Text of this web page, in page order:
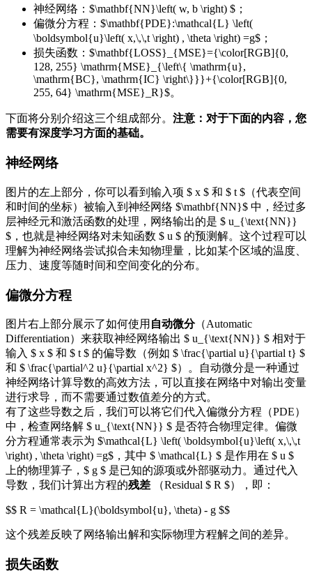
神经网络：$\mathbf{NN}\left( w, b \right) $；
偏微分方程：$\mathbf{PDE}:\mathcal{L} \left(
\boldsymbol{u}\left( x,\,\,t \right) , \theta \right) =g$；
损失函数：$\mathbf{LOSS}_{MSE}={\color[RGB]{0,
128, 255} \mathrm{MSE}_{\left\{ \mathrm{u},
\mathrm{BC}, \mathrm{IC} \right\}}}+{\color[RGB]{0,
255, 64} \mathrm{MSE}_R}$。
下面将分别介绍这三个组成部分。 注意：对于下面的内容，您
需要有深度学习方面的基础。
神经网络
图片的左上部分，你可以看到输入项 $ x $ 和 $ t $（代表空间
和时间的坐标）被输入到神经网络 $\mathbf{NN}$ 中，经过多
层神经元和激活函数的处理，网络输出的是 $ u_{\text{NN}}
$，也就是神经网络对未知函数 $ u $ 的预测解。这个过程可以
理解为神经网络尝试拟合未知物理量，比如某个区域的温度、
压力、速度等随时间和空间变化的分布。
偏微分方程
图片右上部分展示了如何使用 自动微分（Automatic
Differentiation）来获取神经网络输出 $ u_{\text{NN}} $ 相对于
输入 $ x $ 和 $ t $ 的偏导数（例如 $ \frac{\partial u}{\partial t} $
和 $ \frac{\partial^2 u}{\partial x^2} $）。自动微分是一种通过
神经网络计算导数的高效方法，可以直接在网络中对输出变量
进行求导，而不需要通过数值差分的方式。
有了这些导数之后，我们可以将它们代入偏微分方程（PDE）
中，检查网络解 $ u_{\text{NN}} $ 是否符合物理定律。偏微
分方程通常表示为 $\mathcal{L} \left( \boldsymbol{u}\left( x,\,\,t
\right) , \theta \right) =g$，其中 $ \mathcal{L} $ 是作用在 $ u $
上的物理算子，$ g $ 是已知的源项或外部驱动力。通过代入
导数，我们计算出方程的残差 （Residual $ R $），即：
$$ R = \mathcal{L}(\boldsymbol{u}, \theta) - g $$
这个残差反映了网络输出解和实际物理方程解之间的差异。
损失函数